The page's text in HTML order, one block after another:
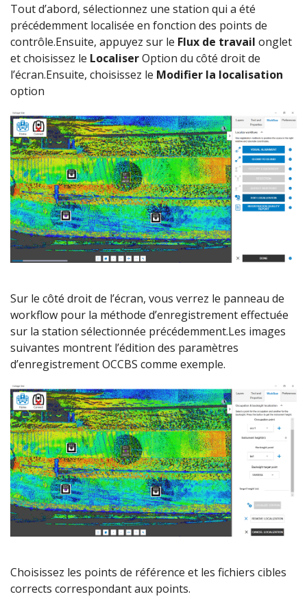
Tout d’abord, sélectionnez une station qui a été
précédemment localisée en fonction des points de
contrôle.Ensuite, appuyez sur le Flux de travail onglet
et choisissez le LocaliserOption du côté droit de
l’écran.Ensuite, choisissez le Modifier la localisation
option
Sur le côté droit de l’écran, vous verrez le panneau de
workflow pour la méthode d’enregistrement effectuée
sur la station sélectionnée précédemment.Les images
suivantes montrent l’édition des paramètres
d’enregistrement OCCBS comme exemple.
Choisissez les points de référence et les fichiers cibles
corrects correspondant aux points.